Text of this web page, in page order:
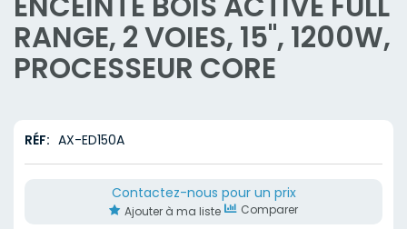
RANGE, 2 VOIES, 15", 1200W,
PROCESSEUR CORE
RÉF AX-ED150A
Contactez-nous pour un prix
Ajouter à ma liste Comparer